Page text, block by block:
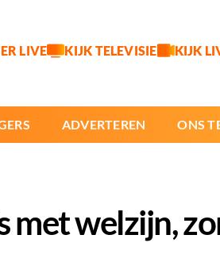
LIVE KIJK TELEVISIE KIJK
ADVERTEREN ONS
met welzijn,